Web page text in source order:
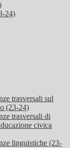
24)
trasversali sul
(23-24)
trasversali di
civica
linguistiche (23-